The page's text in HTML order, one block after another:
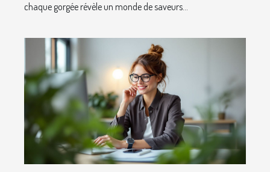
chaque gorgée révèle un monde de saveurs...